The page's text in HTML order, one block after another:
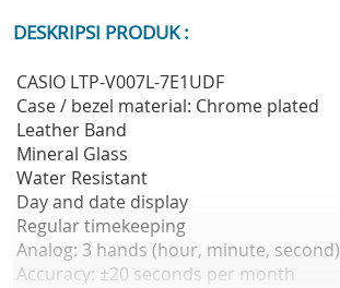
DESKRIPSI PRODUK :
CASIO LTP-V007L-7E1UDF
Case / bezel material: Chrome plated
Leather Band
Mineral Glass
Water Resistant
Day and date display
Regular timekeeping
Analog: 3 hands (hour, minute, second)
Accuracy: ±20 seconds per month